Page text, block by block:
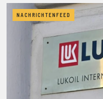
NACHRICHTENFEED